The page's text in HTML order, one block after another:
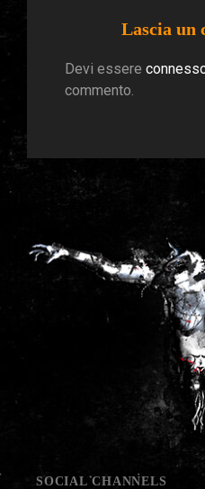
Lascia un
Devi essere
commento.
SOCIAL CHANNELS